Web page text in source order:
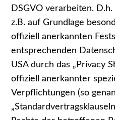
DSGVO verarbeiten.
z.B. auf Grundlage
offiziell anerkannten
entsprechenden
USA durch das „Privacy
offiziell anerkannter
Verpflichtungen (so